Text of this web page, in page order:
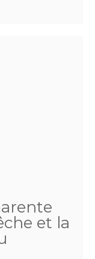
et la